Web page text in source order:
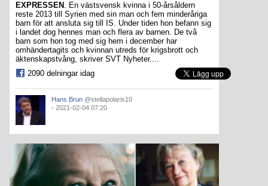
EXPRESSEN . En västsvensk kvinna i 50-årsåldern
reste 2013 till Syrien med sin man och fem minderåriga
barn för att ansluta sig till IS. Under tiden hon befann sig
i landet dog hennes man och flera av barnen. De två
barn som hon tog med sig hem i december har
omhändertagits och kvinnan utreds för krigsbrott och
äktenskapstvång, skriver SVT Nyheter....
2090 delningar idag
Hans Brun @stellapolaris10
- 2021-02-04 07:20